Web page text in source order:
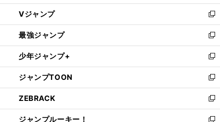
ウ
ィ
ン
ド
ウ
で
開
く
し
い
ウ
ィ
ン
ド
ウ
で
開
く
Vジャンプ
新
し
い
ウ
ィ
ン
ド
ウ
で
開
く
最強ジャンプ
新
し
い
ウ
ィ
ン
ド
ウ
で
少年ジャンプ+
新
し
い
ウ
ィ
ン
ド
ジャンプTOON
新
し
い
ウ
ZEBRACK
新
し
ジャンプルーキー！